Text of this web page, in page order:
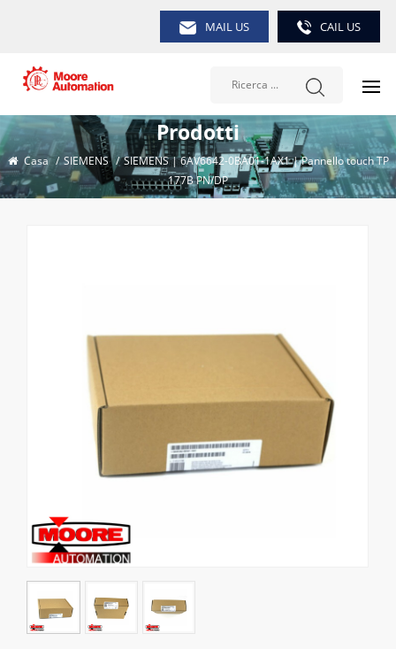
MAIL US CAIL US
Prodotti
Casa / SIEMENS / SIEMENS | 6AV6642-0BA01-1AX1 | Pannello touch TP
177B PN/DP